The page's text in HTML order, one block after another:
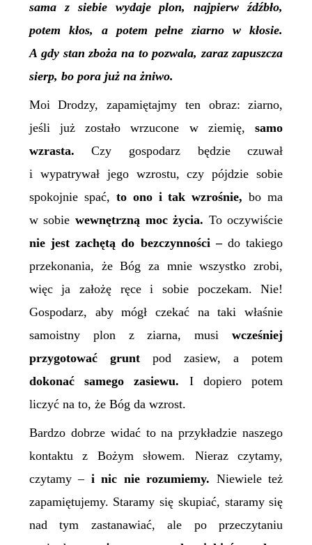
sama z siebie wydaje plon, najpierw źdźbło,
potem kłos, a potem pełne ziarno w kłosie.
A gdy stan zboża na to pozwala, zaraz zapuszcza
sierp, bo pora już na żniwo.
Moi Drodzy, zapamiętajmy ten obraz: ziarno,
jeśli już zostało wrzucone w ziemię,samo
wzrasta.Czy gospodarz będzie czuwał
i wypatrywał jego wzrostu, czy pójdzie sobie
spokojnie spać, to ono i tak wzrośnie, bo ma
w sobie wewnętrzną moc życia. To oczywiście
nie jest zachętą do bezczynności –do takiego
przekonania, że Bóg za mnie wszystko zrobi,
więc ja założę ręce i sobie poczekam. Nie!
Gospodarz, aby mógł czekać na taki właśnie
samoistny plon z ziarna, musiwcześniej
przygotować gruntpod zasiew, a potem
dokonać samego zasiewu. I dopiero potem
liczyć na to, że Bóg da wzrost.
Bardzo dobrze widać to na przykładzie naszego
kontaktu z Bożym słowem. Nieraz czytamy,
czytamy –i nic nie rozumiemy. Niewiele też
zapamiętujemy. Staramy się skupiać, staramy się
nad tym zastanawiać, ale po przeczytaniu